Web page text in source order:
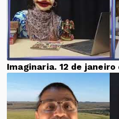
Imaginaria. 12 de janeiro